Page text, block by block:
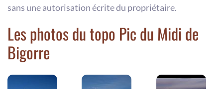
sans une autorisation écrite du propriétaire.
Les photos du topo Pic du Midi de
Bigorre